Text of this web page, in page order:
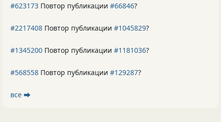
#623173 Повтор публикации #66846?
#2217408 Повтор публикации #1045829?
#1345200 Повтор публикации #1181036?
#568558 Повтор публикации #129287?
все ⮕